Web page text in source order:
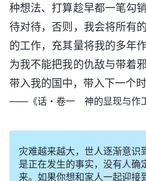
种想法、打算趁早都一笔勾
待对待，否则，我会将所有
的工作，充其量将我的多年
为我不能把我的仇敌与带着
带入我的国中，带入下一个时
——《话・卷一 神的显现与作工
灾难越来越大，世人逐渐意识
是正在发生的事实，没有人确
来。如果你想和家人一起迎接